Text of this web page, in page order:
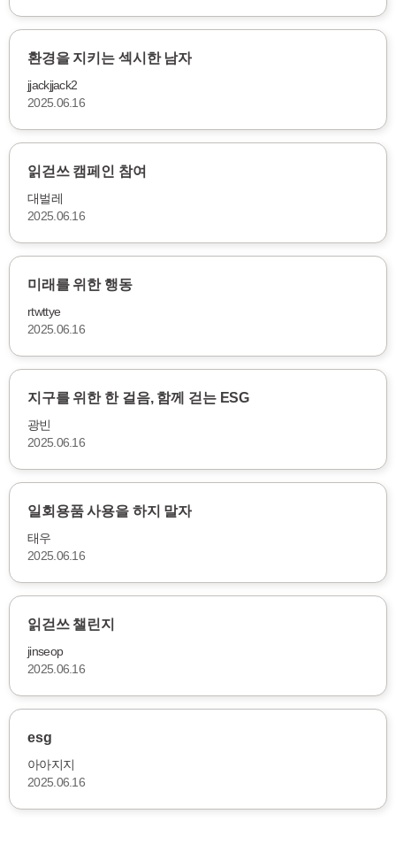
환경을 지키는 섹시한 남자
jjackjjack2
2025.06.16
읽걷쓰 캠페인 참여
대벌레
2025.06.16
미래를 위한 행동
rtwttye
2025.06.16
지구를 위한 한 걸음, 함께 걷는 ESG
광빈
2025.06.16
일회용품 사용을 하지 말자
태우
2025.06.16
읽걷쓰 챌린지
jinseop
2025.06.16
esg
아아지지
2025.06.16